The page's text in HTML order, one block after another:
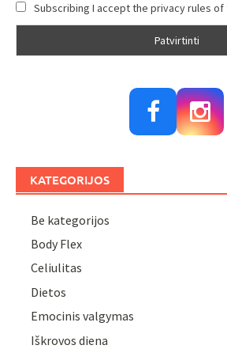
Subscribing I accept the privacy rules of
KATEGORIJOS
Be kategorijos
Body Flex
Celiulitas
Dietos
Emocinis valgymas
Iškrovos diena